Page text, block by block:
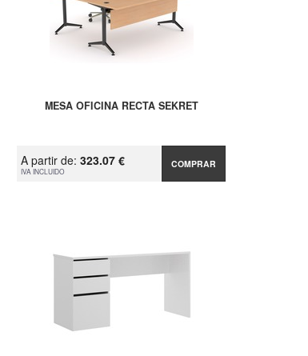
MESA OFICINA RECTA SEKRET
A partir de:323.07 €
IVA INCLUIDO
COMPRAR